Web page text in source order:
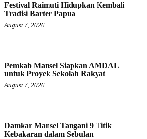
Festival Raimuti Hidupkan Kembali
Tradisi Barter Papua
August 7, 2026
Pemkab Mansel Siapkan AMDAL
untuk Proyek Sekolah Rakyat
August 7, 2026
Damkar Mansel Tangani 9 Titik
Kebakaran dalam Sebulan